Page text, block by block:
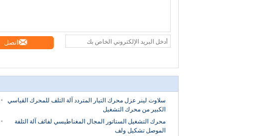
اتصل
سلاوت لينر عزل محرك التيار المتردد آلة التلف للمحرك القياسي
الكبير من محرك التشغيل
محرك التشغيل الستاتور المجال المغناطيسي لفائف آلة التلفة
الموصل تشكيل ولف